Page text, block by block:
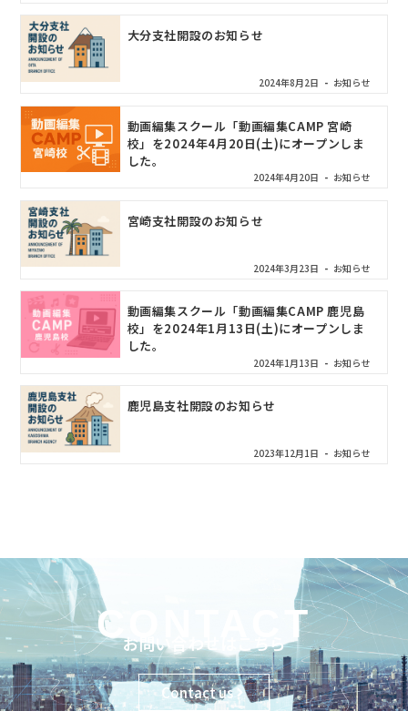
大分支社開設のお知らせ
2024年8月2日 お知らせ
動画編集スクール「動画編集CAMP 宮崎
校」を2024年4月20日(土)にオープンしま
した。
2024年4月20日 お知らせ
宮崎支社開設のお知らせ
2024年3月23日 お知らせ
動画編集スクール「動画編集CAMP 鹿児島
校」を2024年1月13日(土)にオープンしま
した。
2024年1月13日 お知らせ
鹿児島支社開設のお知らせ
2023年12月1日 お知らせ
CONTACT
お問い合わせはこちら
Contact us